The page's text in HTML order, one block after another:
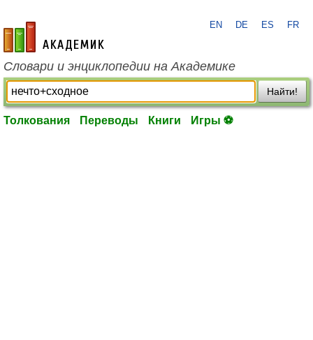
academic.ru
EN DE ES FR
Словари и энциклопедии на Академике
Найти!
Толкования Переводы Книги Игры ⚽